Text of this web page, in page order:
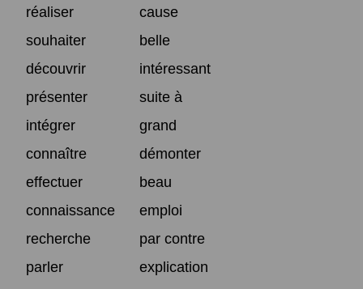
réaliser
cause
souhaiter
belle
découvrir
intéressant
présenter
suite à
intégrer
grand
connaître
démonter
effectuer
beau
connaissance
emploi
recherche
par contre
parler
explication